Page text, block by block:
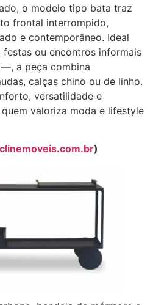
o modelo tipo bata traz
frontal interrompido,
e contemporâneo. Ideal
festas ou encontros informais
a peça combina
calças chino ou de linho.
versatilidade e
valoriza moda e lifestyle
)